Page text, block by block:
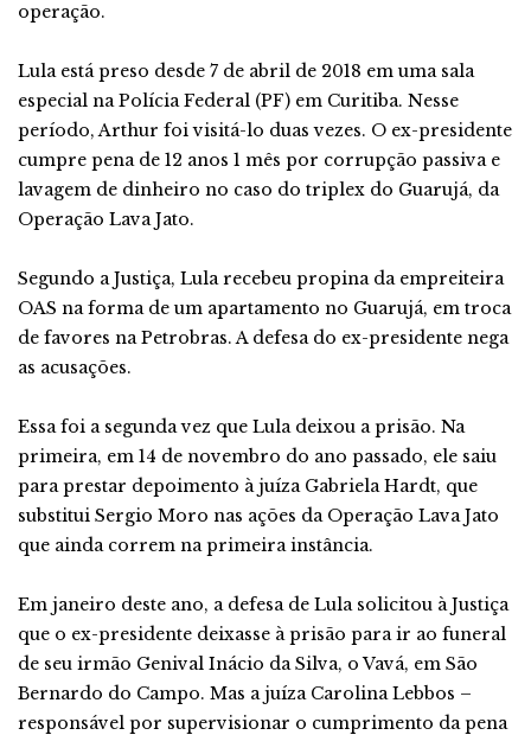
operação.
Lula está preso desde 7 de abril de 2018 em uma sala
especial na Polícia Federal (PF) em Curitiba. Nesse
período, Arthur foi visitá-lo duas vezes. O ex-presidente
cumpre pena de 12 anos 1 mês por corrupção passiva e
lavagem de dinheiro no caso do triplex do Guarujá, da
Operação Lava Jato.
Segundo a Justiça, Lula recebeu propina da empreiteira
OAS na forma de um apartamento no Guarujá, em troca
de favores na Petrobras. A defesa do ex-presidente nega
as acusações.
Essa foi a segunda vez que Lula deixou a prisão. Na
primeira, em 14 de novembro do ano passado, ele saiu
para prestar depoimento à juíza Gabriela Hardt, que
substitui Sergio Moro nas ações da Operação Lava Jato
que ainda correm na primeira instância.
Em janeiro deste ano, a defesa de Lula solicitou à Justiça
que o ex-presidente deixasse à prisão para ir ao funeral
de seu irmão Genival Inácio da Silva, o Vavá, em São
Bernardo do Campo. Mas a juíza Carolina Lebbos –
responsável por supervisionar o cumprimento da pena